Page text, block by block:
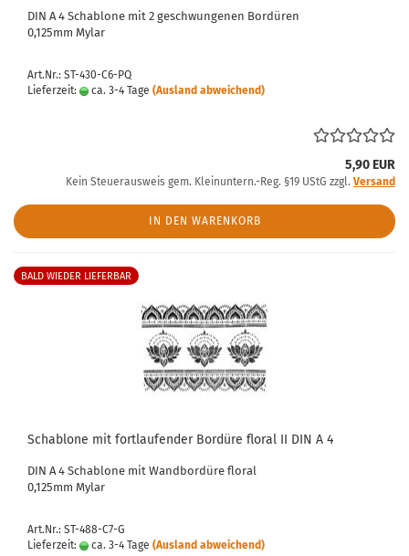
DIN A 4 Schablone mit 2 geschwungenen Bordüren
0,125mm Mylar
Art.Nr.: ST-430-C6-PQ
Lieferzeit:
ca. 3-4 Tage (Ausland abweichend)
5,90 EUR
Kein Steuerausweis gem. Kleinuntern.-Reg. §19 UStG zzgl. Versand
IN DEN WARENKORB
BALD WIEDER LIEFERBAR
Schablone mit fortlaufender Bordüre floral II DIN A 4
DIN A 4 Schablone mit Wandbordüre floral
0,125mm Mylar
Art.Nr.: ST-488-C7-G
Lieferzeit:
ca. 3-4 Tage (Ausland abweichend)